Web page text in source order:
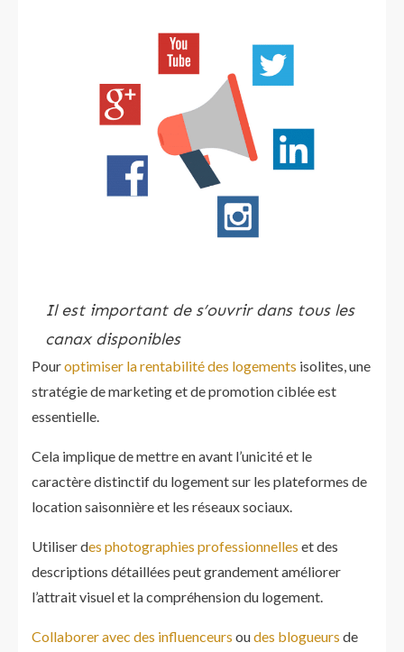
Il est important de s’ouvrir dans tous les
canax disponibles
Pouroptimiser la rentabilité des logements isolites, une
stratégie de marketing et de promotion ciblée est
essentielle.
Cela implique de mettre en avant l’unicité et le
caractère distinctif du logement sur les plateformes de
location saisonnière et les réseaux sociaux.
Utiliser des photographies professionnelles et des
descriptions détaillées peut grandement améliorer
l’attrait visuel et la compréhension du logement.
Collaborer avec des influenceurs oudes blogueurs de